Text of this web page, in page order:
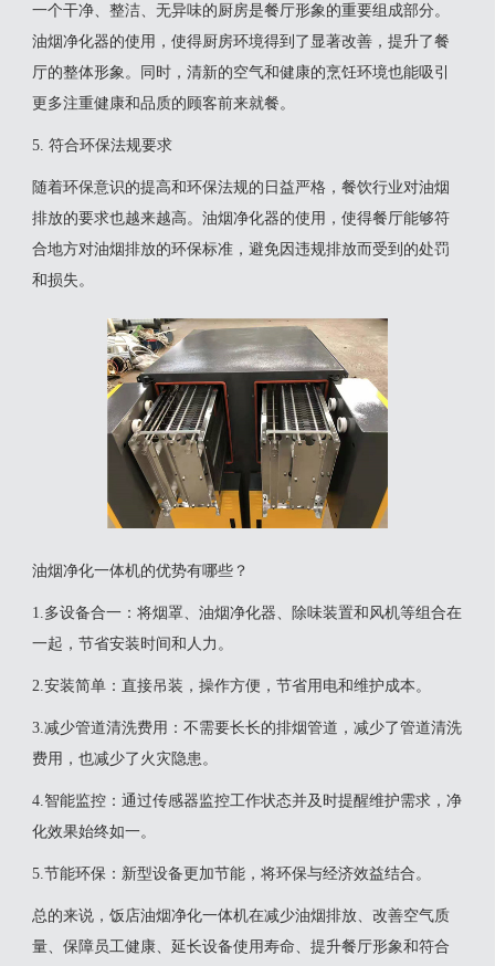
一个干净、整洁、无异味的厨房是餐厅形象的重要组成部分。
油烟净化器的使用，使得厨房环境得到了显著改善，提升了餐
厅的整体形象。同时，清新的空气和健康的烹饪环境也能吸引
更多注重健康和品质的顾客前来就餐。
5. 符合环保法规要求
随着环保意识的提高和环保法规的日益严格，餐饮行业对油烟
排放的要求也越来越高。油烟净化器的使用，使得餐厅能够符
合地方对油烟排放的环保标准，避免因违规排放而受到的处罚
和损失。
油烟净化一体机的优势有哪些？
‌1.多设备合一‌：将烟罩、油烟净化器、除味装置和风机等组合在
一起，节省安装时间和人力‌。
‌2.安装简单‌：直接吊装，操作方便，节省用电和维护成本‌。
‌3.减少管道清洗费用‌：不需要长长的排烟管道，减少了管道清洗
费用，也减少了火灾隐患‌。
‌4.智能监控‌：通过传感器监控工作状态并及时提醒维护需求，净
化效果始终如一‌。
‌5.节能环保‌：新型设备更加节能，将环保与经济效益结合‌。
总的来说，饭店油烟净化一体机在减少油烟排放、改善空气质
量、保障员工健康、延长设备使用寿命、提升餐厅形象和符合